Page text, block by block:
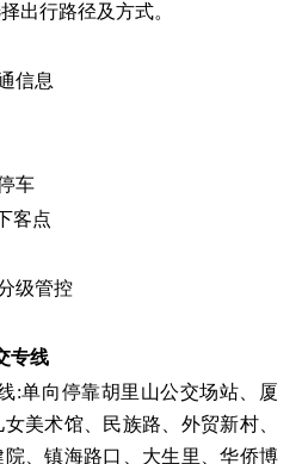
出行路径及方式。
信息
车
客点
级管控
专线
:单向停靠胡里山公交场站、厦
美术馆、民族路、外贸新村、
、镇海路口、大生里、华侨博